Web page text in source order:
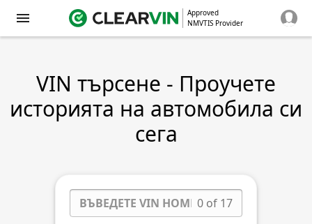
Approved
NMVTIS Provider
VIN търсене - Проучете
историята на автомобила си
сега
0 of 17